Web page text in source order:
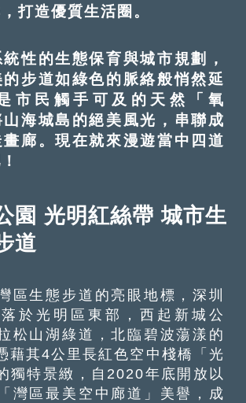
打造優質生活圈。
的生態保育與城市規劃，
步道如綠色的脈絡般悄然延
市民觸手可及的天然「氧
海城島的絕美風光，串聯成
廊。現在就來漫遊當中四道
園 光明紅絲帶 城市生
道
生態步道的亮眼地標，深圳
於光明區東部，西起新城公
松山湖綠道，北臨碧波蕩漾的
藉其4公里長紅色空中棧橋「光
獨特景緻，自2020年底開放以
灣區最美空中廊道」美譽，成